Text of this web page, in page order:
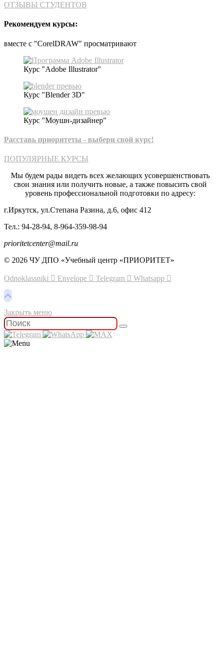
ОТЗЫВЫ СТУДЕНТОВ
Рекомендуем курсы:
вместе с "CorelDRAW" просматривают
Курс "Adobe Illustrator"
Курс "Blender 3D"
Курс "Моушн-дизайнер"
Расставь приоритеты - выбери свой курс!​
ПОПУЛЯРНЫЕ КУРСЫ
Мы будем рады видеть всех желающих усовершенствовать
свои знания или получить новые, а также повысить свой
уровень профессиональной подготовки по адресу:
г.Иркутск, ул.Степана Разина, д.6, офис 412
Тел.: 94-28-94, 8-964-359-98-94
prioritetcenter@mail.ru
© 2026 ЧУ ДПО «Учебный центр «ПРИОРИТЕТ»
Odnoklassniki Envelope Telegram Whatsapp
Закрыть меню